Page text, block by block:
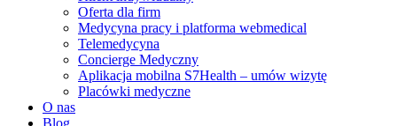
Oferta dla firm
Medycyna pracy i platforma webmedical
Telemedycyna
Concierge Medyczny
Aplikacja mobilna S7Health – umów wizytę
Placówki medyczne
O nas
Blog